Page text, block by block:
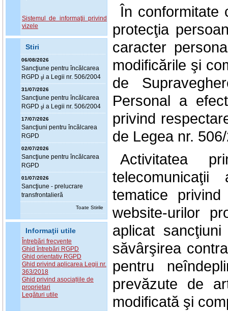
Sistemul de informaţii privind
vizele
Stiri
06/08/2026
Sancţiune pentru încălcarea
RGPD şi a Legii nr. 506/2004
31/07/2026
Sancţiune pentru încălcarea
RGPD şi a Legii nr. 506/2004
17/07/2026
Sancţiuni pentru încălcarea
RGPD
02/07/2026
Sancţiune pentru încălcarea
RGPD
01/07/2026
Sancţiune - prelucrare
transfrontalieră
Toate Stirile
Informaţii utile
Întrebări frecvente
Ghid întrebări RGPD
Ghid orientativ RGPD
Ghid privind aplicarea Legii nr.
363/2018
Ghid privind asociațiile de
proprietari
Legături utile
În conformitate
protecţia
caracter
modificările şi
de
Personal a
privind
de Legea nr.
Activitatea
tematice
website-urilor
aplicat
săvârşirea
pentru
prevăzute de
modificată şi